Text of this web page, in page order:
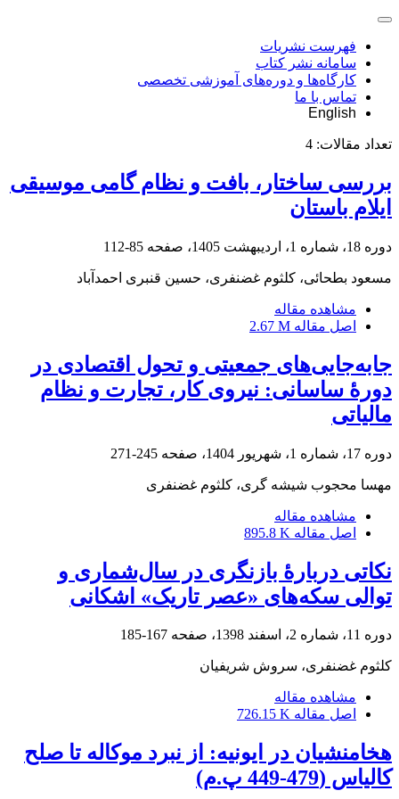
فهرست نشریات
سامانه نشر کتاب
کارگاه‌ها و دوره‌های آموزشی تخصصی
تماس با ما
English
تعداد مقالات: 4
بررسی ساختار، بافت و نظام گامی موسیقی
ایلام باستان
دوره 18، شماره 1، اردیبهشت 1405، صفحه 85-112
مسعود بطحائی، کلثوم غضنفری، حسین قنبری احمدآباد
مشاهده مقاله
اصل مقاله 2.67 M
جابه‌جایی‌های جمعیتی و تحول اقتصادی در
دورۀ ساسانی: نیروی کار، تجارت و نظام
مالیاتی
دوره 17، شماره 1، شهریور 1404، صفحه 245-271
مهسا محجوب شیشه گری، کلثوم غضنفری
مشاهده مقاله
اصل مقاله 895.8 K
نکاتى دربارۀ بازنگرى در سال‌شمارى و
توالى سکه‌هاى «عصر تاریک» اشکانى
دوره 11، شماره 2، اسفند 1398، صفحه 167-185
کلثوم غضنفری، سروش شریفیان
مشاهده مقاله
اصل مقاله 726.15 K
هخامنشیان در ایونیه: از نبرد موکاله تا صلح
کالیاس (479-449 پ.م)